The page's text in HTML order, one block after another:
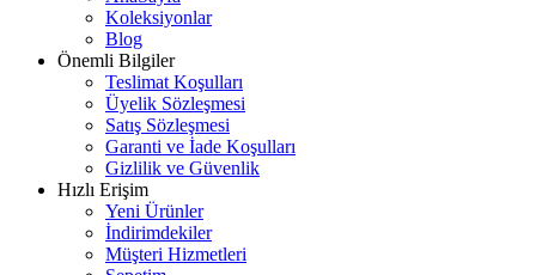
Koleksiyonlar
Blog
Önemli Bilgiler
Teslimat Koşulları
Üyelik Sözleşmesi
Satış Sözleşmesi
Garanti ve İade Koşulları
Gizlilik ve Güvenlik
Hızlı Erişim
Yeni Ürünler
İndirimdekiler
Müşteri Hizmetleri